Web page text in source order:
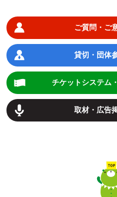
ご質問・ご
貸切・団体
チケットシステム
取材・広告